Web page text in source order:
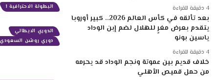
البطولة الاحترافية 1
الدوري الايطالي
دوري روشن السعودي
بعد تألقه في كأس العالم 2026.. كبير أوروبا
يتقدم بعرض مغرٍ للهلال لضم إبن الوداد
ياسين بونو
خلاف قديم بين عموتة ونجم الوداد قد يحرمه
من حمل قميص الأهلي